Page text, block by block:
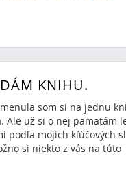
KNIHU.
som si na jednu
Ale už si o nej pamätám
podľa mojich kľúčových
si niekto z vás na túto